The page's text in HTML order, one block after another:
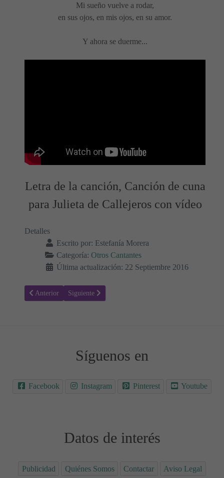
Mi sueño vuelve a rodar,
en sus ojos, en mis ojos, en su amor.
Y ahora se duerme...
Letra de la canción, Canción de cuna
para Julieta de Callejeros con vídeo
Detalles
Escrito por: Estefanía Morera
Categoría: Otros Cantantes
Última actualización: 22 Septiembre 2016
Artículo anterior: Letra de la canción The Greatest, de Sia ft.
Anterior Artículo siguiente: Letra de la canción Cuánto me
Siguiente
Síguenos en
Facebook Instagram Pinterest Youtube
Datos de interés
Publicidad Quiénes Somos Contactar Aviso Legal